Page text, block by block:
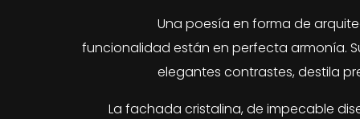
Una poesía en forma de
funcionalidad están en perfecta armonía.
elegantes contrastes, destila
La fachada cristalina, de impecable